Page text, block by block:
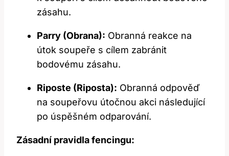
zásahu.
Parry (Obrana): Obranná reakce na
útok soupeře s cílem zabránit
bodovému zásahu.
Riposte (Riposta): Obranná odpověď
na soupeřovu útočnou akci následující
po úspěšném odparování.
Zásadní pravidla fencingu: